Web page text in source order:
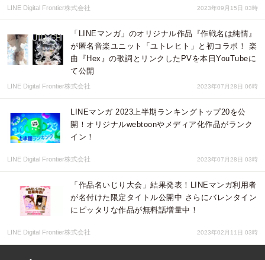
LINE Digital Frontier株式会社 2023年09月15日 03時
「LINEマンガ」のオリジナル作品『作戦名は純情』
が匿名音楽ユニット「ユトレヒト」と初コラボ！ 楽
曲『Hex』の歌詞とリンクしたPVを本日YouTubeに
て公開
LINE Digital Frontier株式会社 2023年07月28日 06時
LINEマンガ 2023上半期ランキングトップ20を公
開！オリジナルwebtoonやメディア化作品がランク
イン！
LINE Digital Frontier株式会社 2023年07月28日 03時
「作品名いじり大会」結果発表！LINEマンガ利用者
が名付けた限定タイトル公開中 さらにバレンタイン
にピッタリな作品が無料話増量中！
LINE Digital Frontier株式会社 2023年02月11日 03時